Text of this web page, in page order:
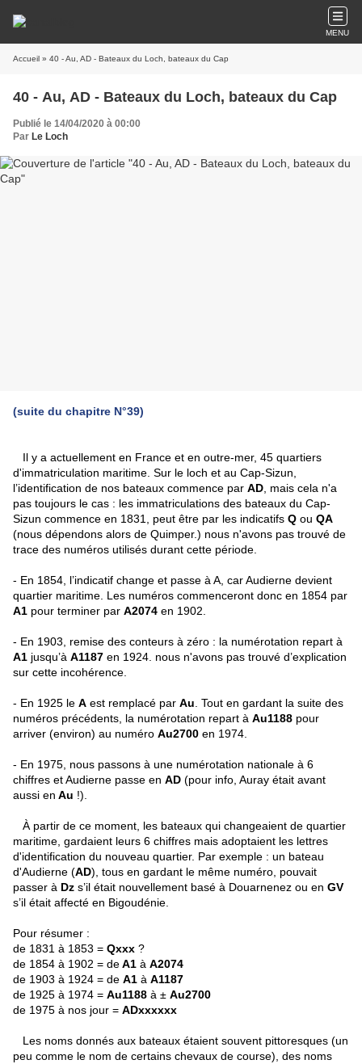
MENU
Accueil » 40 - Au, AD - Bateaux du Loch, bateaux du Cap
40 - Au, AD - Bateaux du Loch, bateaux du Cap
Publié le 14/04/2020 à 00:00
Par Le Loch
(suite du chapitre N°39)
Il y a actuellement en France et en outre-mer, 45 quartiers
d'immatriculation maritime. Sur le loch et au Cap-Sizun,
l’identification de nos bateaux commence par AD , mais cela n'a
pas toujours le cas : les immatriculations des bateaux du Cap-
Sizun commence en 1831, peut être par les indicatifs Q ou QA
(nous dépendons alors de Quimper.) nous n'avons pas trouvé de
trace des numéros utilisés durant cette période.
- En 1854, l’indicatif change et passe à A, car Audierne devient
quartier maritime. Les numéros commenceront donc en 1854 par
A1 pour terminer par A2074 en 1902.
- En 1903, remise des conteurs à zéro : la numérotation repart à
A1 jusqu’à A1187 en 1924. nous n'avons pas trouvé d’explication
sur cette incohérence.
- En 1925 le A est remplacé par Au . Tout en gardant la suite des
numéros précédents, la numérotation repart à Au1188 pour
arriver (environ) au numéro Au2700 en 1974.
- En 1975, nous passons à une numérotation nationale à 6
chiffres et Audierne passe en AD (pour info, Auray était avant
aussi en Au !).
À partir de ce moment, les bateaux qui changeaient de quartier
maritime, gardaient leurs 6 chiffres mais adoptaient les lettres
d'identification du nouveau quartier. Par exemple : un bateau
d'Audierne (AD), tous en gardant le même numéro, pouvait
passer à Dz s’il était nouvellement basé à Douarnenez ou en GV
s’il était affecté en Bigoudénie.
Pour résumer :
de 1831 à 1853 = Qxxx ?
de 1854 à 1902 = deA1 à A2074
de 1903 à 1924 = de A1 à A1187
de 1925 à 1974 = Au1188 à ± Au2700
de 1975 à nos jour = ADxxxxxx
Les noms donnés aux bateaux étaient souvent pittoresques (un
peu comme le nom de certains chevaux de course), des noms